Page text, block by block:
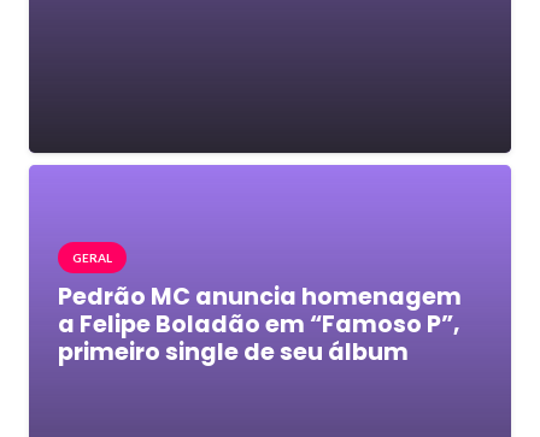
GERAL
Pedrão MC anuncia homenagem
a Felipe Boladão em “Famoso P”,
primeiro single de seu álbum